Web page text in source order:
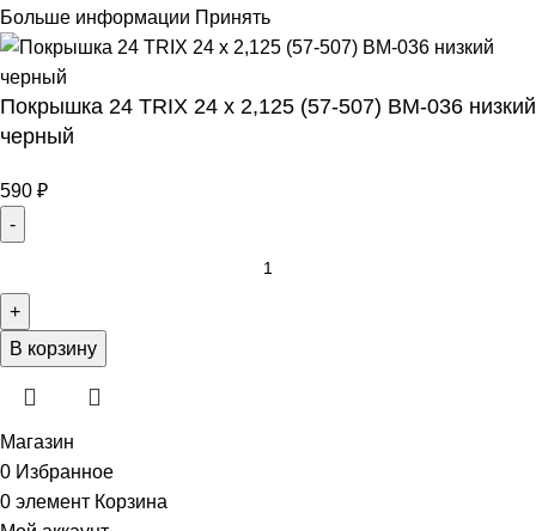
Больше информации Принять
Покрышка 24 TRIX 24 x 2,125 (57-507) BM-036 низкий
черный
590 ₽
В корзину
Магазин
0 Избранное
0 элемент Корзина